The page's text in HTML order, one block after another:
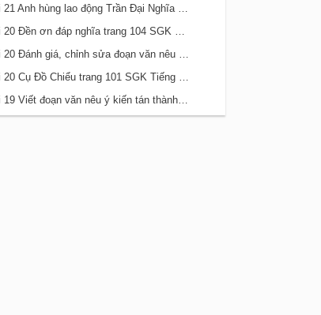
Bài 21 Anh hùng lao động Trần Đại Nghĩa trang 106 SGK Tiếng Việt 5 Kết nối tri thức tập 2
Bài 20 Đền ơn đáp nghĩa trang 104 SGK Tiếng Việt 5 Kết nối tri thức tập 2
Bài 20 Đánh giá, chỉnh sửa đoạn văn nêu ý kiến tán thành một sự vật, hiện tượng trang 103 SGK Tiếng Việt 5 Kết nối tri thức tập 2
Bài 20 Cụ Đồ Chiểu trang 101 SGK Tiếng Việt 5 Kết nối tri thức tập 2
Bài 19 Viết đoạn văn nêu ý kiến tán thành một sự việc, hiện tượng (Bài viết số 1) trang 100 SGK Tiếng Việt 5 Kết nối tri thức tập 2